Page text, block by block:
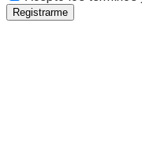
Registrarme